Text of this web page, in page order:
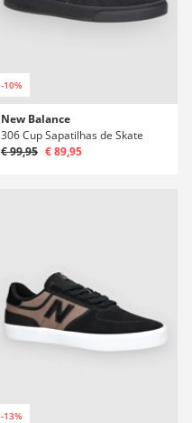
-10%
New Balance
306 Cup Sapatilhas de Skate
€ 99,95 € 89,95
-13%